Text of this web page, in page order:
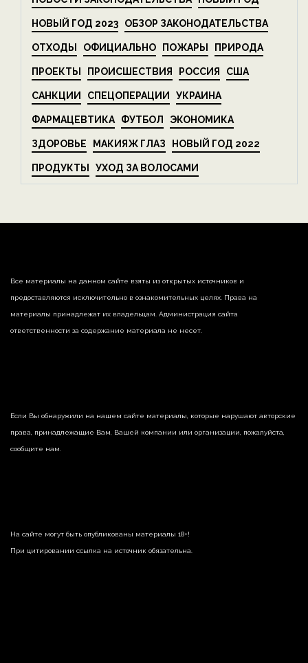
НОВЫЙ ГОД 2023 ОБЗОР ЗАКОНОДАТЕЛЬСТВА
ОТХОДЫ ОФИЦИАЛЬНО ПОЖАРЫ ПРИРОДА
ПРОЕКТЫ ПРОИСШЕСТВИЯ РОССИЯ США
САНКЦИИ СПЕЦОПЕРАЦИИ УКРАИНА
ФАРМАЦЕВТИКА ФУТБОЛ ЭКОНОМИКА
ЗДОРОВЬЕ МАКИЯЖ ГЛАЗ НОВЫЙ ГОД 2022
ПРОДУКТЫ УХОД ЗА ВОЛОСАМИ
Все материалы на данном сайте взяты из открытых источников и
предоставляются исключительно в ознакомительных целях. Права на
материалы принадлежат их владельцам. Администрация сайта
ответственности за содержание материала не несет.
Если Вы обнаружили на нашем сайте материалы, которые нарушают авторские
права, принадлежащие Вам, Вашей компании или организации, пожалуйста,
сообщите нам.
На сайте могут быть опубликованы материалы 18+!
При цитировании ссылка на источник обязательна.